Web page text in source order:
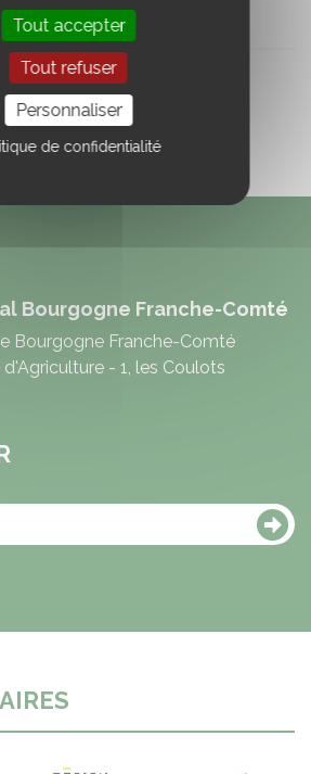
Bourgogne Franche-Comté
Bourgogne Franche-Comté
- 1, les Coulots
Tout accepter
Tout refuser
Personnaliser
de confidentialité